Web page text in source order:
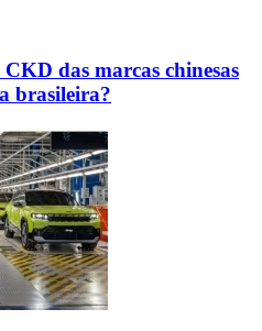
das marcas chinesas
brasileira?